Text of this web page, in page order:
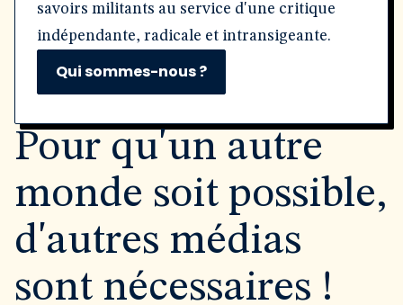
savoirs militants au service d'une critique
indépendante, radicale et intransigeante.
Qui sommes-nous ?
Pour qu'un autre
monde soit possible,
d'autres médias
sont nécessaires !